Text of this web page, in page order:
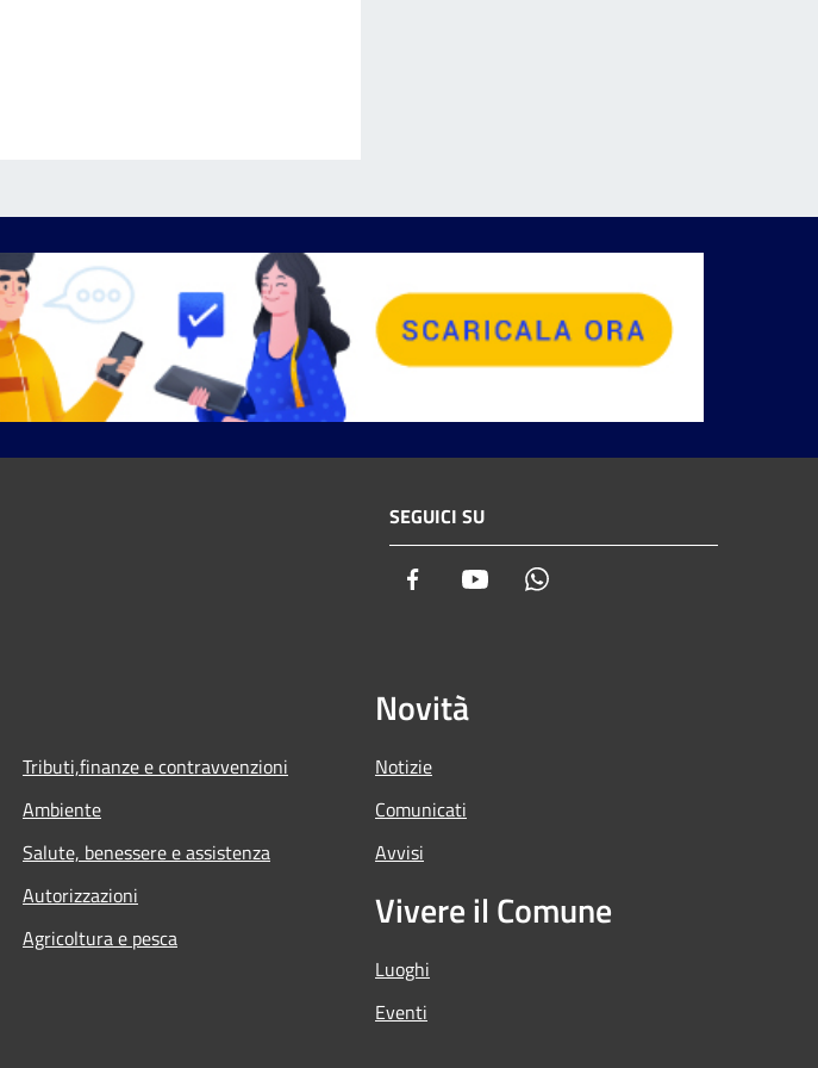
SEGUICI SU
Facebook Youtube
Tributi,finanze e contravvenzioni
Ambiente
Salute, benessere e assistenza
Autorizzazioni
Agricoltura e pesca
Novità
Notizie
Comunicati
Avvisi
Vivere il Comune
Luoghi
Eventi